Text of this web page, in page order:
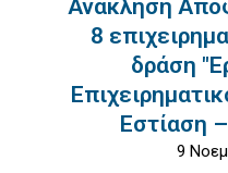
Ανάκληση
8
δράση
Εστίαση
9